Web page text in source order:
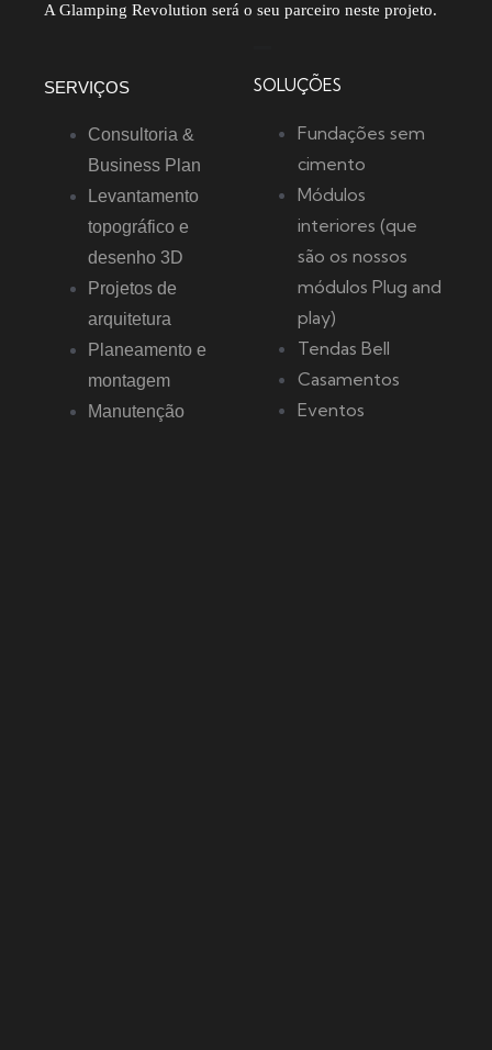
A Glamping Revolution será o seu parceiro neste projeto.
SERVIÇOS
Consultoria &
Business Plan
Levantamento
topográfico e
desenho 3D
Projetos de
arquitetura
Planeamento e
montagem
Manutenção
SOLUÇÕES
Fundações sem
cimento
Módulos
interiores (que
são os nossos
módulos Plug and
play)
Tendas Bell
Casamentos
Eventos